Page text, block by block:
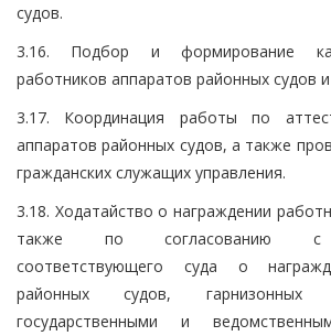
судов.
3.16. Подбор и формирование
работников аппаратов районных судов
3.17. Координация работы по
аппаратов районных судов, а также
гражданских служащих управления.
3.18. Ходатайство о награждении
также по согласованию с
соответствующего суда о
районных судов, гарнизонных
государственными и